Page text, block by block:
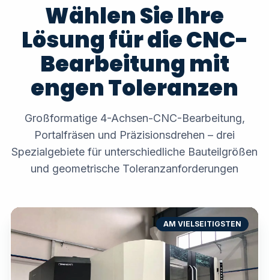
Wählen Sie Ihre
Lösung für die CNC-
Bearbeitung mit
engen Toleranzen
Großformatige 4-Achsen-CNC-Bearbeitung,
Portalfräsen und Präzisionsdrehen – drei
Spezialgebiete für unterschiedliche Bauteilgrößen
und geometrische Toleranzanforderungen
AM VIELSEITIGSTEN